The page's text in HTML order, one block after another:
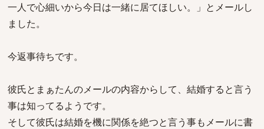
一人で心細いから今日は一緒に居てほしい。」とメールし
ました。
今返事待ちです。
彼氏とまぁたんのメールの内容からして、結婚すると言う
事は知ってるようです。
そして彼氏は結婚を機に関係を絶つと言う事もメールに書